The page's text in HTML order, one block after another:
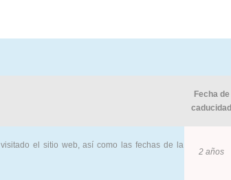
Fecha de
caducidad
el sitio web, así como las fechas de la
2 años